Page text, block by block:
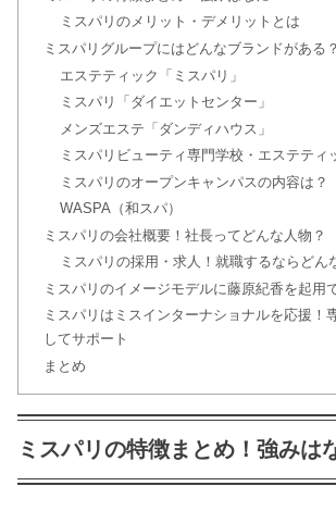
明治神宮で結婚式を
すぎてスゴい！
アーフェリーク白金の
アーフェリーク白金
能人一覧！
八芳園で結婚式した
高いの？予算や料理
【芸能人】アニヴェ
ミスパリのメリット・デメリットとは
ミスパリグループにはどんなブランドがある？
エステティック「ミスパリ」
ミスパリ「ダイエットセンター」
メンズエステ「ダンディハウス」
ミスパリビューティ専門学校・エステティ
ミスパリのオープンキャンパスの内容は？
WASPA（和スパ）
ミスパリの会社概要！社長ってどんな人物？
ミスパリの採用・求人！就職するならどん
ミスパリのイメージモデルに藤原紀香を起用
ミスパリはミスインターナショナルを応援！
してサポート
まとめ
ミスパリの特徴まとめ！強みは